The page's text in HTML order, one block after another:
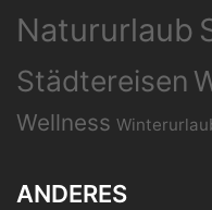
Natururlaub
Städtereisen
Wellness
ANDERES